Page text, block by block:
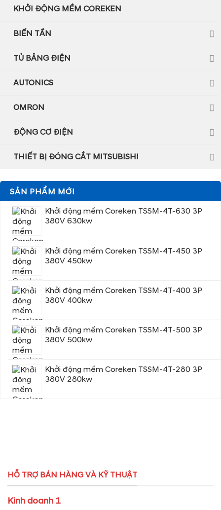
KHỞI ĐỘNG MỀM COREKEN
BIẾN TẦN
TỦ BẢNG ĐIỆN
AUTONICS
OMRON
ĐỘNG CƠ ĐIỆN
THIẾT BỊ ĐÓNG CẮT MITSUBISHI
SẢN PHẨM MỚI
Khởi động mềm Coreken TSSM-4T-630 3P
380V 630kw
Khởi động mềm Coreken TSSM-4T-450 3P
380V 450kw
Khởi động mềm Coreken TSSM-4T-400 3P
380V 400kw
Khởi động mềm Coreken TSSM-4T-500 3P
380V 500kw
Khởi động mềm Coreken TSSM-4T-280 3P
380V 280kw
HỖ TRỢ BÁN HÀNG VÀ KỸ THUẬT
Kinh doanh 1